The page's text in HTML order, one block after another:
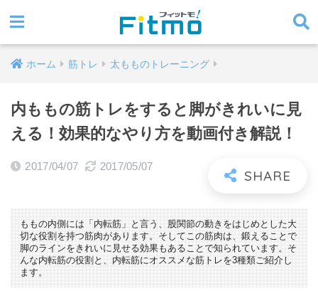
ホーム 筋トレ 太もものトレーニング
内ももの筋トレをすると脚がきれいに見
える！効果的なやり方を動画付き解説！
2017/04/07 2017/05/07
ももの内側には「内転筋」と言う、股関節の動きをはじめとした大
切な役割を持つ筋肉があります。そしてこの筋肉は、鍛えることで
脚のラインをきれいに見せる効果もあることで知られています。そ
んな内転筋の役割と、内転筋にオススメな筋トレを3種類ご紹介し
ます。